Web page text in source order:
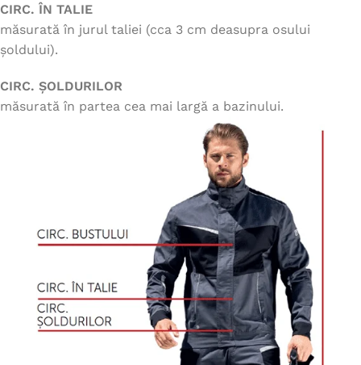
CIRC. ÎN TALIE
măsurată în jurul taliei (cca 3 cm deasupra osului
șoldului).
CIRC. ȘOLDURILOR
măsurată în partea cea mai largă a bazinului.